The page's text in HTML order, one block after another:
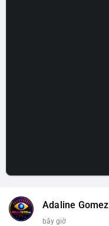
Adaline Gomez
bây giờ